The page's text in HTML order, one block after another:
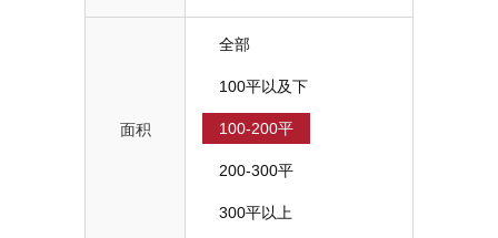
面积
全部
100平以及下
100-200平
200-300平
300平以上